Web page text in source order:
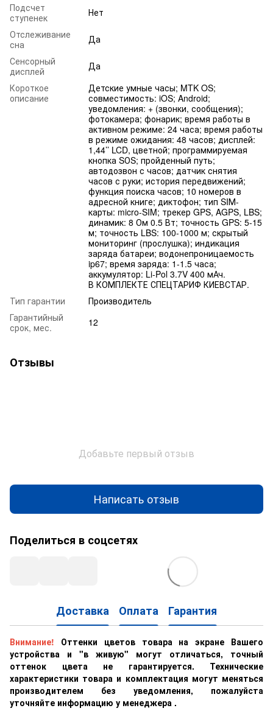
Подсчет
ступенек
Нет
Отслеживание
сна
Да
Сенсорный
дисплей
Да
Короткое
описание
Детские умные часы; MTK OS;
совместимость: iOS; Android;
уведомления: + (звонки, сообщения);
фотокамера; фонарик; время работы в
активном режиме: 24 часа; время работы
в режиме ожидания: 48 часов; дисплей:
1,44’’ LCD, цветной; программируемая
кнопка SОS; пройденный путь;
автодозвон с часов; датчик снятия
часов с руки; история передвижений;
функция поиска часов; 10 номеров в
адресной книге; диктофон; тип SIМ-
карты: micro-SIM; трекер GPS, AGPS, LBS;
динамик: 8 Ом 0.5 Вт; точность GPS: 5-15
м; точность LBS: 100-1000 м; скрытый
мониторинг (прослушка); индикация
заряда батареи; водонепроницаемость
ip67; время заряда: 1-1.5 часа;
аккумулятор: Li-Pol 3.7V 400 мАч.
В КОМПЛЕКТЕ СПЕЦТАРИФ КИЕВСТАР.
Тип гарантии
Производитель
Гарантийный
срок, мес.
12
Отзывы
Добавьте первый отзыв
Написать отзыв
Поделиться в соцсетях
Доставка Оплата Гарантия
Внимание!
Оттенки цветов товара на экране Вашего
устройства и "в живую" могут отличаться, точный
оттенок цвета не гарантируется. Технические
характеристики товара и комплектация могут меняться
производителем без уведомления, пожалуйста
уточняйте информацию у менеджера .